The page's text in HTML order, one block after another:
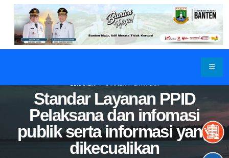
Standar Layanan PPID
Pelaksana dan infomasi
publik serta informasi yang
dikecualikan
BERANDA STANDART LAYANAN